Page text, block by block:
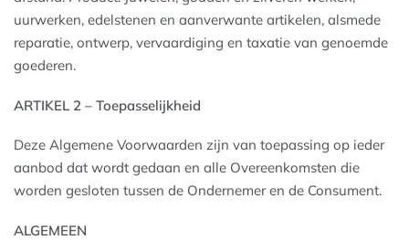
uurwerken, edelstenen en aanverwante artikelen, alsmede
reparatie, ontwerp, vervaardiging en taxatie van genoemde
goederen.
ARTIKEL 2 – Toepasselijkheid
Deze Algemene Voorwaarden zijn van toepassing op ieder
aanbod dat wordt gedaan en alle Overeenkomsten die
worden gesloten tussen de Ondernemer en de Consument.
ALGEMEEN